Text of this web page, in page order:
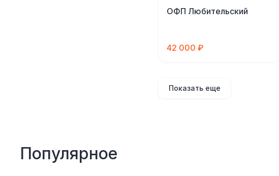
ОФП Любительский
42 000 ₽
Показать еще
Популярное